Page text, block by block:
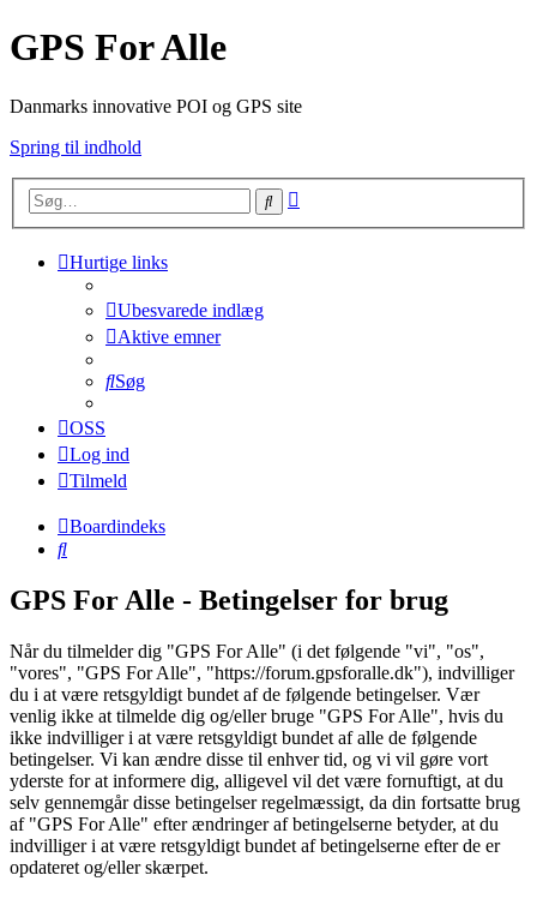
GPS For Alle
Danmarks innovative POI og GPS site
Spring til indhold
Søg
Hurtige links
Ubesvarede indlæg
Aktive emner
Søg
OSS
Log ind
Tilmeld
Boardindeks
Søg
GPS For Alle - Betingelser for brug
Når du tilmelder dig "GPS For Alle" (i det følgende "vi", "os",
"vores", "GPS For Alle", "https://forum.gpsforalle.dk"), indvilliger
du i at være retsgyldigt bundet af de følgende betingelser. Vær
venlig ikke at tilmelde dig og/eller bruge "GPS For Alle", hvis du
ikke indvilliger i at være retsgyldigt bundet af alle de følgende
betingelser. Vi kan ændre disse til enhver tid, og vi vil gøre vort
yderste for at informere dig, alligevel vil det være fornuftigt, at du
selv gennemgår disse betingelser regelmæssigt, da din fortsatte brug
af "GPS For Alle" efter ændringer af betingelserne betyder, at du
indvilliger i at være retsgyldigt bundet af betingelserne efter de er
opdateret og/eller skærpet.